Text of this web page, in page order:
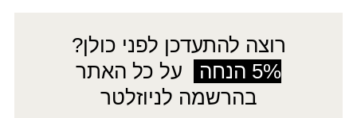
רוצה להתעדכן לפני כולן?
5% הנחה
על כל האתר
בהרשמה לניוזלטר